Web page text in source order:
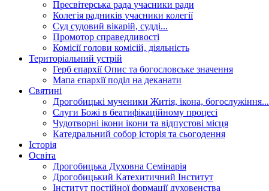
Пресвітерська рада учасники ради
Колегія радників учасники колегії
Суд судовий вікарій, судді...
Промотор справедливості
Комісіїголови комісій, діяльність
Територіальний устрій
Герб єпархіїОпис та богословське значення
Мапа єпархіїподіл на деканати
Святині
Дрогобицькі мученики Житія, ікона, богослужіння...
Слуги Божі в беатифікаційному процесі
Чудотворні ікони ікони та відпустові місця
Катедральний собор історія та сьогодення
Історія
Освіта
Дрогобицька Духовна Семінарія
Дрогобицький Катехитичний Інститут
Інститут постійної формації духовенства